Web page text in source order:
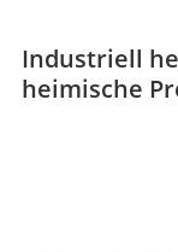
Industriell
heimische